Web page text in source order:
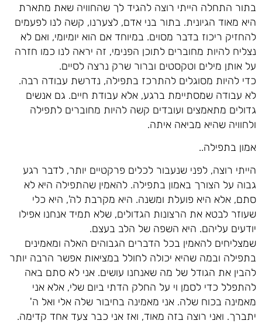
בתור התחלה הייתי רוצה להגיד לך שהחוויה שאת מתארת
היא מאוד הגיונית. בתור בני אדם, לצערנו, קשה לנו לפעמים
להחזיק ריכוז בדבר מסוים. במיוחד אם הוא יומיומי, ואם לא
נצליח להיות מחוברים לתוכן הפנימי, זה יראה לנו כמו חזרה
על אותן מילים וטקסטים וברור שרק נרצה לסיים.
כדי להיות מסוגלים להתרכז בתפילה, נדרשת עבודה רבה.
לא עבודה שמסתיימת ברגע, אלא עבודת חיים. גם אנשים
גדולים מתאמצים ועובדים קשה להיות מחוברים לתפילה
ולחוויה שהיא מביאה איתה.
אמון בתפילה..
הייתי רוצה, לפני שנעבור לכלים פרקטיים יותר, לדבר רגע
גבוה על הצורך באמון בתפילה. להאמין שהתפילה היא לא
סתם, אלא היא פועלת ומשנה. היא מקרבת לה', היא כלי
שעוזר לבטא את הרצונות הגדולים, שלא תמיד אנחנו אפילו
יודעים עליהם. היא השפה של הלב בעצם.
שמצליחים להאמין בכל הדברים הגבוהים האלה ומאמינים
בתפילה ובמה שהיא יכולה לחולל במציאות אפשר הרבה יותר
להבין את הגודל של מה שאנחנו עושים. אני לא סתם באה
להתפלל כדי לסמן וי על החלק הדתי ביום שלי, אלא אני
מאמינה בכוח שלה. אני מאמינה בחיבור שלה אלי ואל ה'
יתברך. ואני רוצה בזה מאוד, ואז אני כבר צעד אחד קדימה.